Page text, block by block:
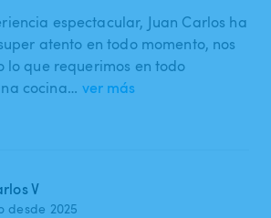
espectacular, Juan Carlos ha
atento en todo momento, nos
que requerimos en todo
cocina… ver más
V
desde 2025